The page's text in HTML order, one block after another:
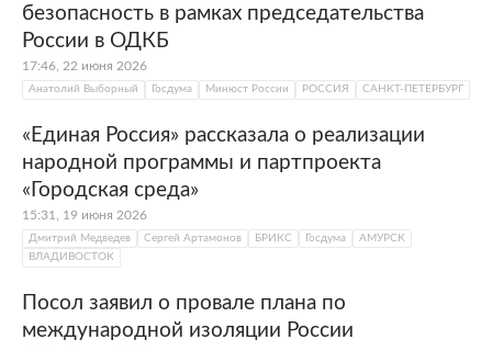
безопасность в рамках председательства
России в ОДКБ
17:46, 22 июня 2026
Анатолий Выборный Госдума Минюст России РОССИЯ САНКТ-ПЕТЕРБУРГ
«Единая Россия» рассказала о реализации
народной программы и партпроекта
«Городская среда»
15:31, 19 июня 2026
Дмитрий Медведев Сергей Артамонов БРИКС Госдума
АМУРСК
ВЛАДИВОСТОК
Посол заявил о провале плана по
международной изоляции России